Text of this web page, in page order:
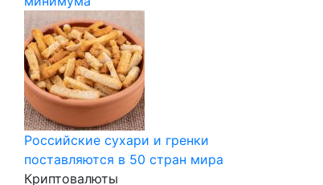
Российские сухари и гренки
поставляются в 50 стран мира
Криптовалюты